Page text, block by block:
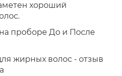
хороший
проборе До и После